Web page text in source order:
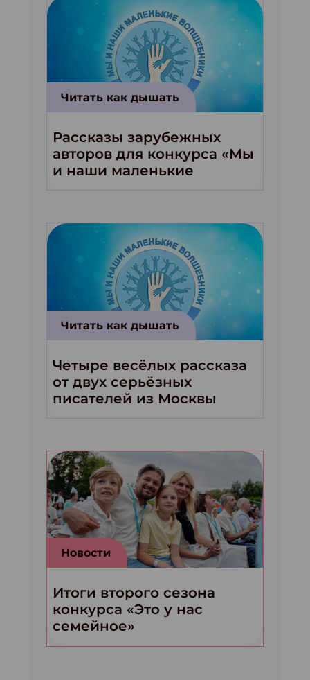
Читать как дышать
Рассказы зарубежных
авторов для конкурса «Мы
и наши маленькие
волшебники!»
Читать как дышать
Четыре весёлых рассказа
от двух серьёзных
писателей из Москвы
Новости
Итоги второго сезона
конкурса «Это у нас
семейное»